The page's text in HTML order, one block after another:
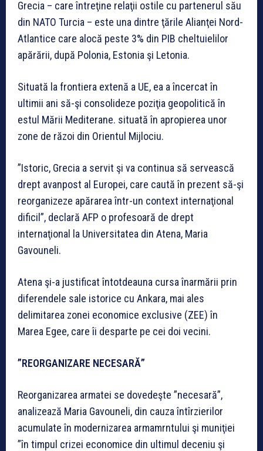
Grecia – care întreţine relaţii ostile cu partenerul său
din NATO Turcia – este una dintre ţările Alianţei Nord-
Atlantice care alocă peste 3% din PIB cheltuielilor
apărării, după Polonia, Estonia şi Letonia.
Situată la frontiera extenă a UE, ea a încercat în
ultimii ani să-şi consolideze poziţia geopolitică în
estul Mării Mediterane. situată în apropierea unor
zone de răzoi din Orientul Mijlociu.
”Istoric, Grecia a servit şi va continua să servească
drept avanpost al Europei, care caută în prezent să-şi
reorganizeze apărarea într-un context internaţional
dificil”, declară AFP o profesoară de drept
internaţional la Universitatea din Atena, Maria
Gavouneli.
Atena şi-a justificat întotdeauna cursa înarmării prin
diferendele sale istorice cu Ankara, mai ales
delimitarea zonei economice exclusive (ZEE) în
Marea Egee, care îi desparte pe cei doi vecini.
”REORGANIZARE NECESARĂ”
Reorganizarea armatei se dovedeşte ”necesară”,
analizează Maria Gavouneli, din cauza întîrzierilor
acumulate în modernizarea armamrntului şi muniţiei
”în timpul crizei economice din ultimul deceniu şi